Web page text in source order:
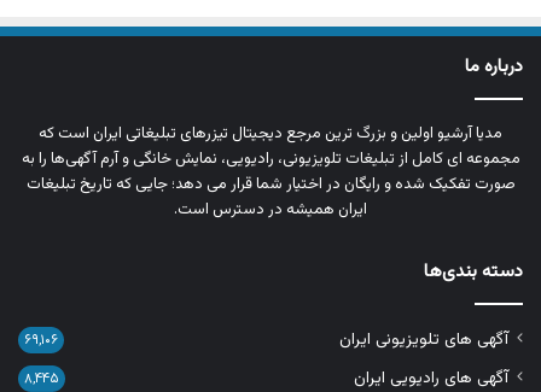
درباره ما
مدیا آرشیو اولین و بزرگ‌ ترین مرجع دیجیتال تیزرهای تبلیغاتی ایران است که
مجموعه‌ ای کامل از تبلیغات تلویزیونی، رادیویی، نمایش خانگی و آرم‌ آگهی‌ها را به‌
صورت تفکیک‌ شده و رایگان در اختیار شما قرار می‌ دهد؛ جایی که تاریخ تبلیغات
ایران همیشه در دسترس است.
دسته بندی‌ها
آگهی های تلویزیونی ایران ۶۹,۱۰۶
آگهی های رادیویی ایران ۸,۴۴۵